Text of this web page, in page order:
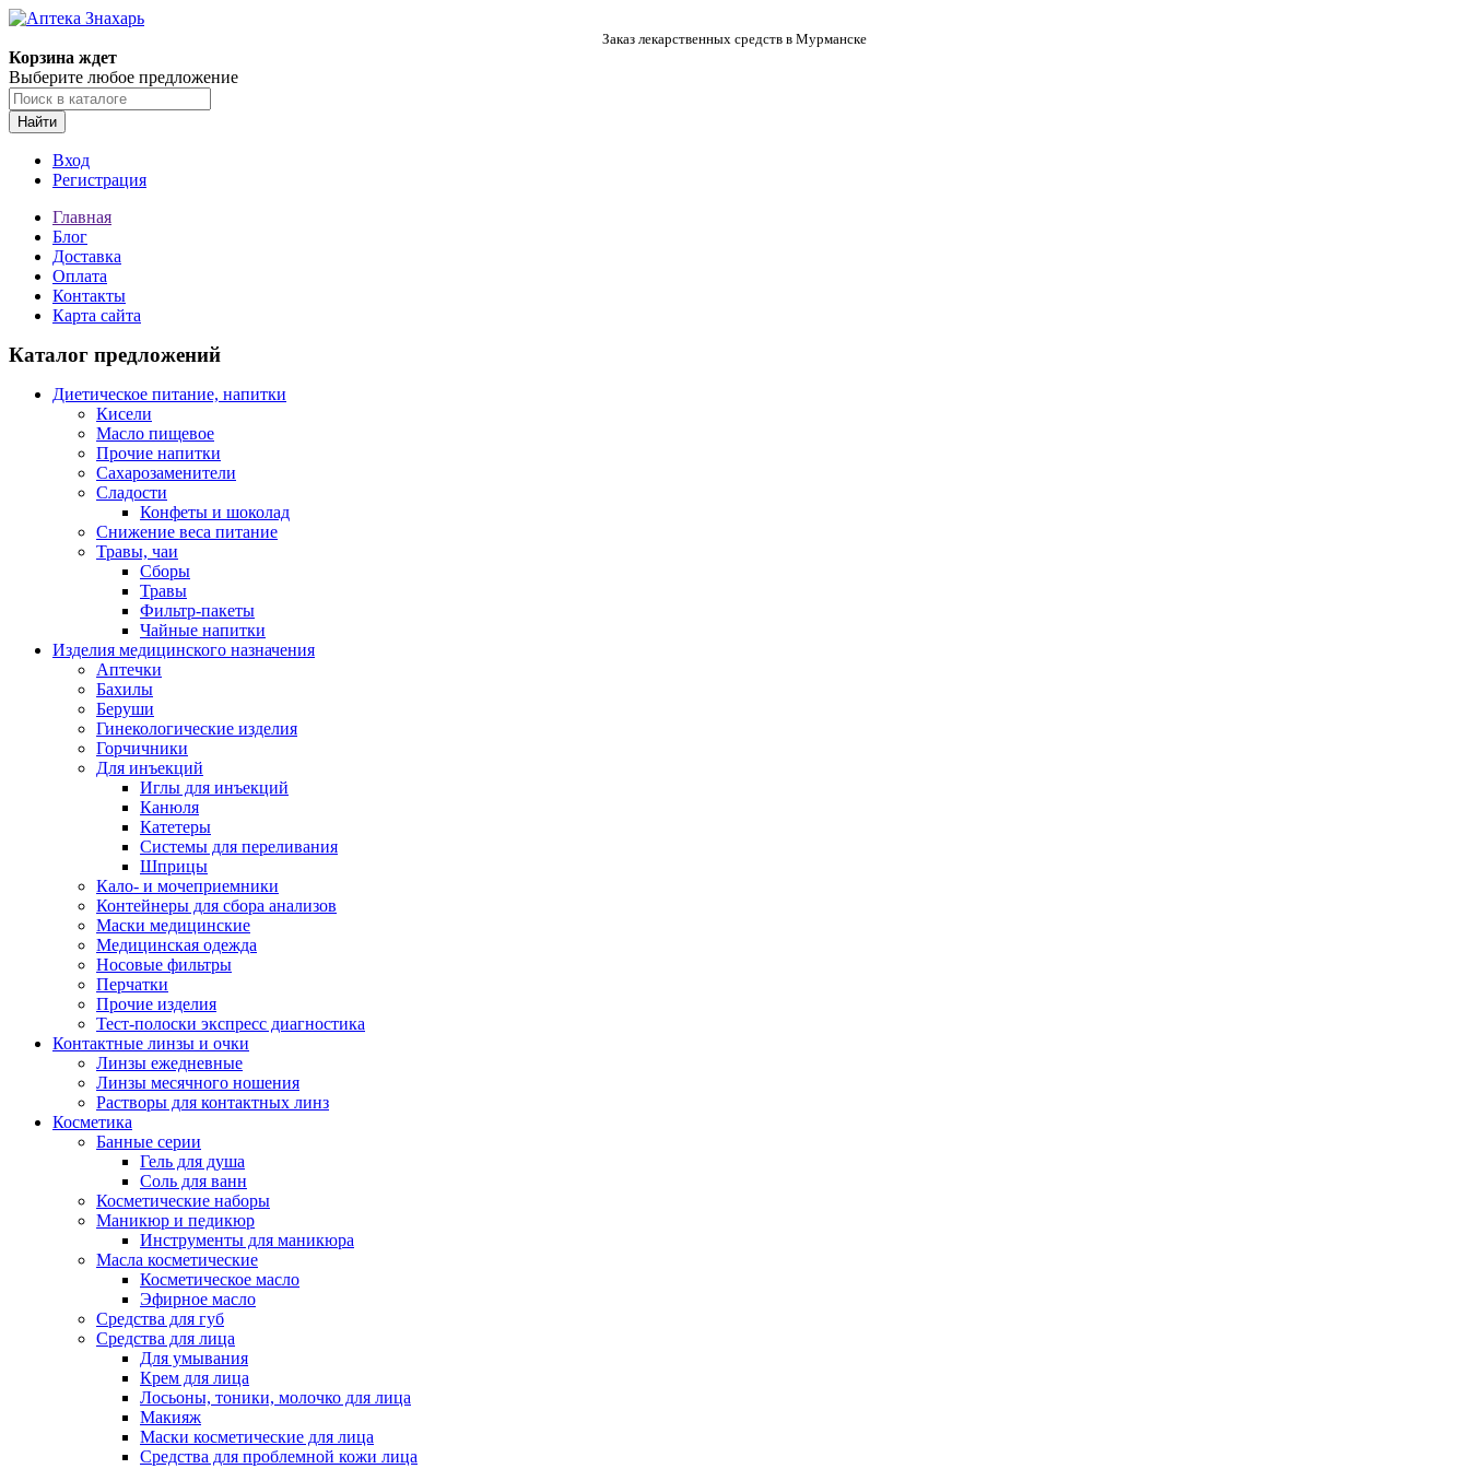
Заказ лекарственных средств в Мурманске
Корзина ждет
Выберите любое предложение
Найти
Вход
Регистрация
Главная
Блог
Доставка
Оплата
Контакты
Карта сайта
Каталог предложений
Диетическое питание, напитки
Кисели
Масло пищевое
Прочие напитки
Сахарозаменители
Сладости
Конфеты и шоколад
Снижение веса питание
Травы, чаи
Сборы
Травы
Фильтр-пакеты
Чайные напитки
Изделия медицинского назначения
Аптечки
Бахилы
Беруши
Гинекологические изделия
Горчичники
Для инъекций
Иглы для инъекций
Канюля
Катетеры
Системы для переливания
Шприцы
Кало- и мочеприемники
Контейнеры для сбора анализов
Маски медицинские
Медицинская одежда
Носовые фильтры
Перчатки
Прочие изделия
Тест-полоски экспресс диагностика
Контактные линзы и очки
Линзы ежедневные
Линзы месячного ношения
Растворы для контактных линз
Косметика
Банные серии
Гель для душа
Соль для ванн
Косметические наборы
Маникюр и педикюр
Инструменты для маникюра
Масла косметические
Косметическое масло
Эфирное масло
Средства для губ
Средства для лица
Для умывания
Крем для лица
Лосьоны, тоники, молочко для лица
Макияж
Маски косметические для лица
Средства для проблемной кожи лица